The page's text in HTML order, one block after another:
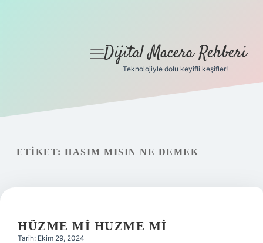
Gizlilik Politikası
menüyü
Dijital Macera Rehberi
Teknolojiyle dolu keyifli keşifler!
ETIKET: HASIM MISIN NE DEMEK
HÜZME MI HUZME MI
Tarih: Ekim 29, 2024